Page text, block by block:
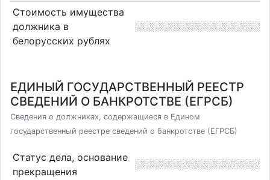
Стоимость имущества
должника в
белорусских рублях
ЕДИНЫЙ ГОСУДАРСТВЕННЫЙ РЕЕСТР
СВЕДЕНИЙ О БАНКРОТСТВЕ (ЕГРСБ)
Сведения о должниках, содержащиеся в Едином
государственный реестре сведений о банкротстве (ЕГРСБ)
Статус дела, основание
прекращения